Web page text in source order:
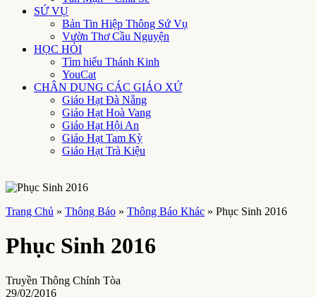
SỨ VỤ
Bản Tin Hiệp Thông Sứ Vụ
Vườn Thơ Cầu Nguyện
HỌC HỎI
Tìm hiểu Thánh Kinh
YouCat
CHÂN DUNG CÁC GIÁO XỨ
Giáo Hạt Đà Nẵng
Giáo Hạt Hoà Vang
Giáo Hạt Hội An
Giáo Hạt Tam Kỳ
Giáo Hạt Trà Kiệu
Trang Chủ » Thông Báo » Thông Báo Khác » Phục Sinh 2016
Phục Sinh 2016
Truyền Thông Chính Tòa
29/02/2016